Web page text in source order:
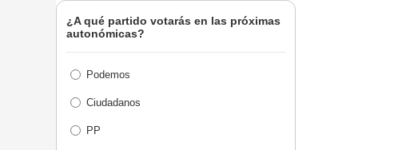
¿A qué partido votarás en las próximas
autonómicas?
Podemos
Ciudadanos
PP